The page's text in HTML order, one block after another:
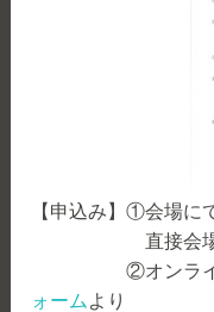
【申込み】①会場に
直接会場に
②オンライン形
ォーム より